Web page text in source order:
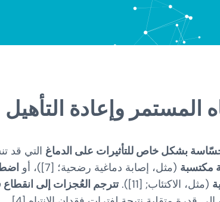
المستمر وإعادة التأهيل
بشكل خاص للتأثيرات على الدماغ التي قد
مكتسبة (مثل، إصابة دماغية رضحية؛ [7])، أو
(مثل، الاكتئاب; [11]). تترجم العُجزات إلى